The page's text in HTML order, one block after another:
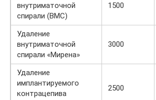
внутриматочной
спирали (ВМС)
1500
Удаление
внутриматочной
спирали «Мирена»
3000
Удаление
имплантируемого
контрацепива
2500